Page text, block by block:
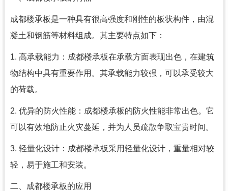
成都楼承板是一种具有很高强度和刚性的板状构件，由混
凝土和钢筋等材料组成。其主要特点如下：
1. 高承载能力：成都楼承板在承载方面表现出色，在建筑
物结构中具有重要作用。其承载能力较强，可以承受较大
的荷载。
2. 优异的防火性能：成都楼承板的防火性能非常出色。它
可以有效地防止火灾蔓延，并为人员疏散争取宝贵时间。
3. 轻量化设计：成都楼承板采用轻量化设计，重量相对较
轻，易于施工和安装。
二、成都楼承板的应用